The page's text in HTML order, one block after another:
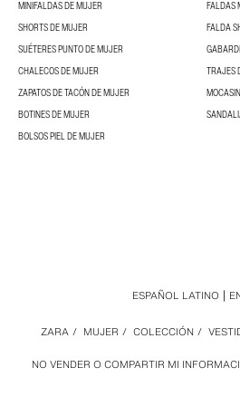
MINIFALDAS DE MUJER
FALDAS
SHORTS DE MUJER
FALDA
SUÉTERES PUNTO DE MUJER
CHALECOS DE MUJER
TRAJES
ZAPATOS DE TACÓN DE MUJER
BOTINES DE MUJER
BOLSOS PIEL DE MUJER
NO VENDER O COMPARTIR MI
ZARA / MUJER / COLECCIÓN /
ESPAÑOL LATINO